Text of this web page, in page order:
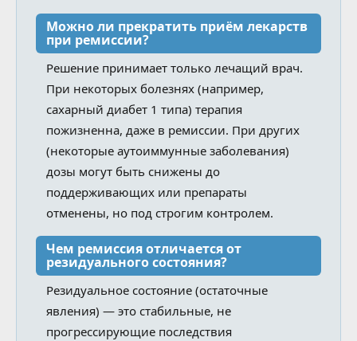
Можно ли прекратить приём лекарств
при ремиссии?
Решение принимает только лечащий врач.
При некоторых болезнях (например,
сахарный диабет 1 типа) терапия
пожизненна, даже в ремиссии. При других
(некоторые аутоиммунные заболевания)
дозы могут быть снижены до
поддерживающих или препараты
отменены, но под строгим контролем.
Чем ремиссия отличается от
резидуального состояния?
Резидуальное состояние (остаточные
явления) — это стабильные, не
прогрессирующие последствия